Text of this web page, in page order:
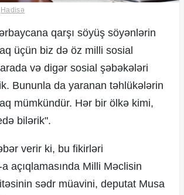
Hadisə
qarşı söyüş söyənlərin
üçün biz də öz milli sosial
və digər sosial şəbəkələri
Bununla da yaranan təhlükələrin
mümkündür. Hər bir ölkə kimi,
bilərik".
verir ki, bu fikirləri
açıqlamasında Milli Məclisin
sədr müavini, deputat Musa